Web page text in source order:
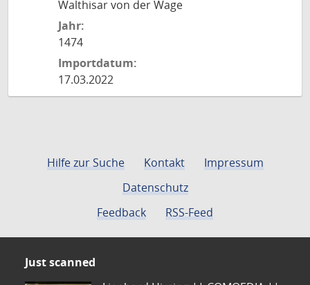
Walthisar von der Wage
Jahr:
1474
Importdatum:
17.03.2022
Hilfe zur Suche Kontakt
Impressum
Datenschutz
Feedback
RSS-Feed
Just scanned